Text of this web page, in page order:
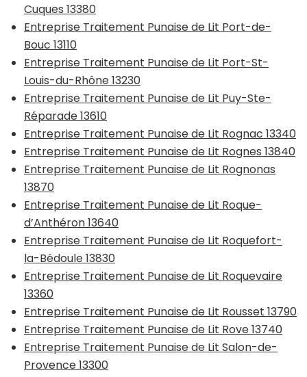
Cuques 13380
Entreprise Traitement Punaise de Lit Port-de-
Bouc 13110
Entreprise Traitement Punaise de Lit Port-St-
Louis-du-Rhône 13230
Entreprise Traitement Punaise de Lit Puy-Ste-
Réparade 13610
Entreprise Traitement Punaise de Lit Rognac 13340
Entreprise Traitement Punaise de Lit Rognes 13840
Entreprise Traitement Punaise de Lit Rognonas
13870
Entreprise Traitement Punaise de Lit Roque-
d’Anthéron 13640
Entreprise Traitement Punaise de Lit Roquefort-
la-Bédoule 13830
Entreprise Traitement Punaise de Lit Roquevaire
13360
Entreprise Traitement Punaise de Lit Rousset 13790
Entreprise Traitement Punaise de Lit Rove 13740
Entreprise Traitement Punaise de Lit Salon-de-
Provence 13300